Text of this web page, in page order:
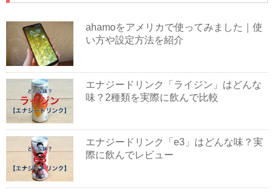
ahamoをアメリカで使ってみました｜使
い方や設定方法を紹介
エナジードリンク「ライジン」はどんな
味？2種類を実際に飲んで比較
エナジードリンク「e3」はどんな味？実
際に飲んでレビュー